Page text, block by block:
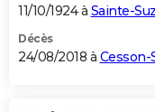
11/10/1924 à Sainte-
Décès
24/08/2018 à Cesson-